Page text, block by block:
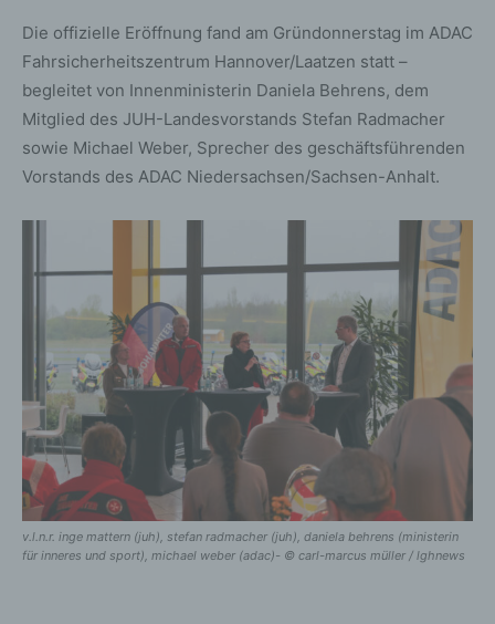
Die offizielle Eröffnung fand am Gründonnerstag im ADAC
Fahrsicherheitszentrum Hannover/Laatzen statt –
begleitet von Innenministerin Daniela Behrens, dem
Mitglied des JUH-Landesvorstands Stefan Radmacher
sowie Michael Weber, Sprecher des geschäftsführenden
Vorstands des ADAC Niedersachsen/Sachsen-Anhalt.
v.l.n.r. inge mattern (juh), stefan radmacher (juh), daniela behrens (ministerin
für inneres und sport), michael weber (adac)- © carl-marcus müller / lghnews